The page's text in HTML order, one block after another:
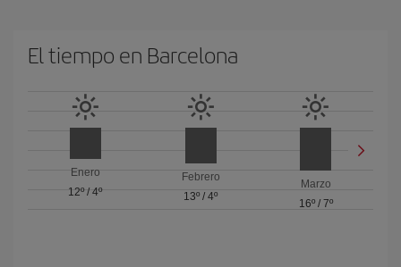
El tiempo en Barcelona
Enero
12º/4º
Febrero
13º / 4º
Marzo
16º/ 7º